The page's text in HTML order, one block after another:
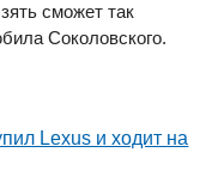
сможет так
Соколовского.
Lexus и ходит на